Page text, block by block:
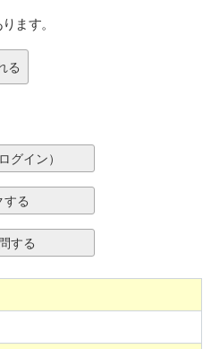
ます。